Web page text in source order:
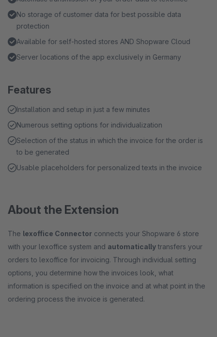
No storage of customer data for best possible data
protection
Available for self-hosted stores AND Shopware Cloud
Server locations of the app exclusively in Germany
Features
Installation and setup in just a few minutes
Numerous setting options for individualization
Selection of the status in which the invoice for the order is
to be generated
Usable placeholders for personalized texts in the invoice
About the Extension
The lexoffice Connector connects your Shopware 6 store
with your lexoffice system and automatically transfers your
orders to lexoffice for invoicing. Through individual setting
options, you determine how the invoices look, what
information is specified on the invoice and at what point in the
ordering process the invoice is generated.